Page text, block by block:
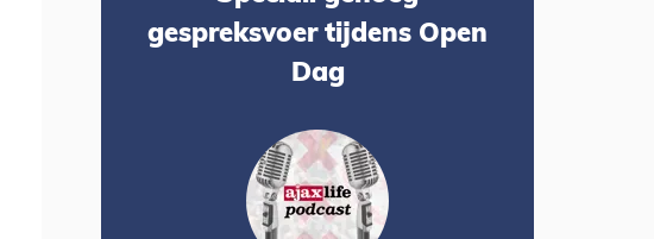
gespreksvoer tijdens Open
Dag